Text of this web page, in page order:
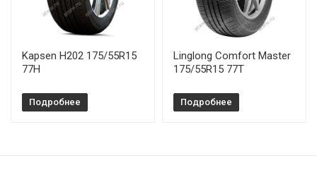
Kapsen H202 175/55R15
77H
Подробнее
Linglong Comfort Master
175/55R15 77T
Подробнее